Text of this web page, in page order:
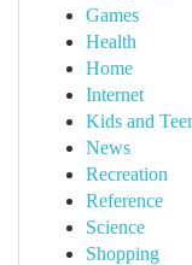
Games
Health
Home
Internet
Kids and
News
Recreation
Reference
Science
Shopping